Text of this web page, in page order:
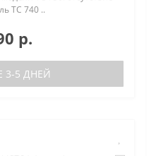
TC 740 ..
р.
5 ДНЕЙ